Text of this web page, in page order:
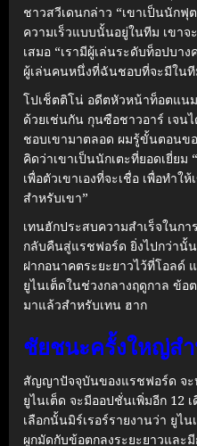
ชาวสวีเดนกล่าว “เขาเป็นนักฟุ
ความเร็วแบบนั้นอยู่ในทีม เขา
เสมอ “เรามีผู้เล่นระดับท็อปบา
ผู้เล่นคนหนึ่งที่ฉันชอบที่จะมีใน
โปเช็ตติโน่ อดีตหัวหน้าท็อตแน
ด้วยเช่นกัน กุนซือชาวอาร์ เจน
ชอบเขามาตลอด ผมรู้ขั้นตอนข
คิดว่าเขาเป็นนักเตะที่ยอดเยี่ยม
เพื่อตัวเขาเองที่จะเชื่อ เพื่อทำ
สำหรับเขา”
เทนฮักประสบความสำเร็จในก
กลับคืนสู่แรชฟอร์ด ยิ่งไปกว่านั้
ฝากอนาคตระยะยาวไว้ที่โอลด์
ยูไนเต็ดในช่วงกลางฤดูกาล ข้อ
มาแล้วสำหรับเทน ฮาก
ชัยชนะครั้งใหญ่ส
สัญญาปัจจุบันของแรชฟอร์ด จะ
ยูไนเต็ด จะมีออปชั่นเพิ่มอีก 12
เลือกนั้นมิร์เรอร์รายงานว่า ยูไ
ผูกมัดกับข้อตกลงระยะยาวและ